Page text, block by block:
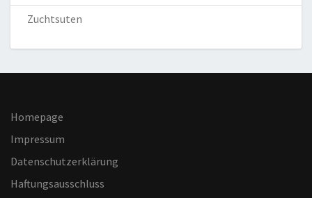
Zuchtsuten
Homepage
Impressum
Datenschutzerklärung
Haftungsausschluss